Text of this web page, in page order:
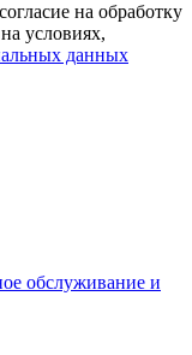
на обработку
условиях,
данных
обслуживание и